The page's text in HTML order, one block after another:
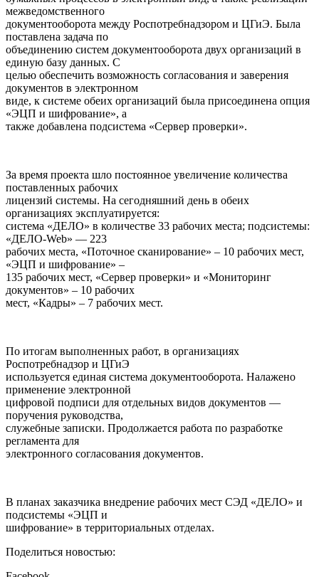
межведомственного
документооборота между Роспотребнадзором и ЦГиЭ. Была
поставлена задача по
объединению систем документооборота двух организаций в
единую базу данных. С
целью обеспечить возможность согласования и заверения
документов в электронном
виде, к системе обеих организаций была присоединена опция
«ЭЦП и шифрование», а
также добавлена подсистема «Сервер проверки».
За время проекта шло постоянное увеличение количества
поставленных рабочих
лицензий системы. На сегодняшний день в обеих
организациях эксплуатируется:
система «ДЕЛО» в количестве 33 рабочих места; подсистемы:
«ДЕЛО-Web» — 223
рабочих места, «Поточное сканирование» – 10 рабочих мест,
«ЭЦП и шифрование» –
135 рабочих мест, «Сервер проверки» и «Мониторинг
документов» – 10 рабочих
мест, «Кадры» – 7 рабочих мест.
По итогам выполненных работ, в организациях
Роспотребнадзор и ЦГиЭ
используется единая система документооборота. Налажено
применение электронной
цифровой подписи для отдельных видов документов —
поручения руководства,
служебные записки. Продолжается работа по разработке
регламента для
электронного согласования документов.
В планах заказчика внедрение рабочих мест СЭД «ДЕЛО» и
подсистемы «ЭЦП и
шифрование» в территориальных отделах.
Поделиться новостью: